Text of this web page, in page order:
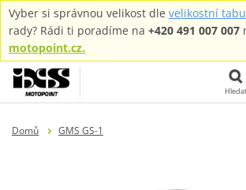
Vyber si správnou velikost dle velikostní
rady? Rádi ti poradíme na +420 491 007 007
motopoint.cz.
Hledat
Domů
GMS GS-1